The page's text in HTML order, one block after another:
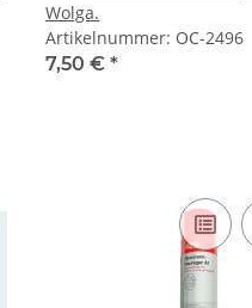
Wolga.
Artikelnummer: OC-2496
7,50 € *